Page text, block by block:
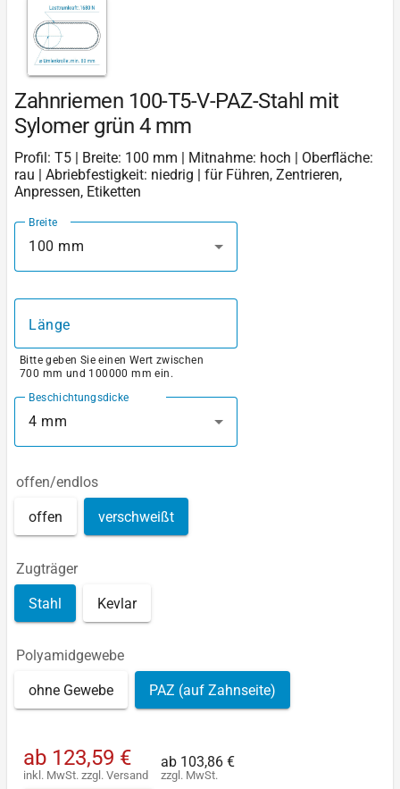
Zahnriemen 100-T5-V-PAZ-Stahl mit
Sylomer grün 4 mm
Profil: T5 | Breite: 100 mm | Mitnahme: hoch | Oberfläche:
rau | Abriebfestigkeit: niedrig | für Führen, Zentrieren,
Anpressen, Etiketten
Breite
100 mm
Länge
Bitte geben Sie einen Wert zwischen
700 mm und 100000 mm ein.
Beschichtungsdicke
4 mm
offen/endlos
offen verschweißt
Zugträger
Stahl Kevlar
Polyamidgewebe
ohne Gewebe PAZ (auf Zahnseite)
ab 123,59 €
inkl. MwSt. zzgl. Versand
ab 103,86 €
zzgl. MwSt.